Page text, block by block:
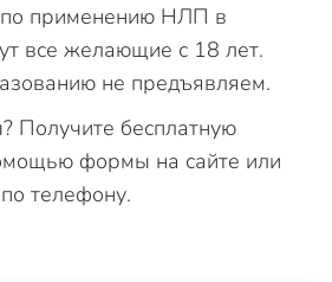
применению НЛП в
все желающие с 18 лет.
не предъявляем.
Получите бесплатную
формы на сайте или
телефону.